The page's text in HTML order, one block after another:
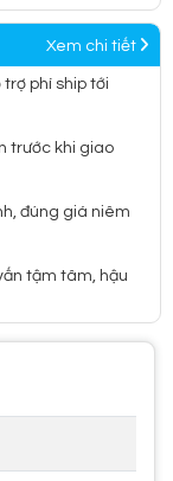
Xem chi tiết
phí ship tới
trước khi giao
đúng giá niêm
tậm tâm, hậu